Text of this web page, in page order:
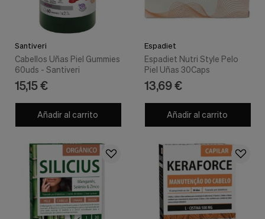
Santiveri
Cabellos Uñas Piel Gummies
60uds - Santiveri
15,15 €
Añadir al carrito
Espadiet
Espadiet Nutri Style Pelo
Piel Uñas 30Caps
13,69 €
Añadir al carrito